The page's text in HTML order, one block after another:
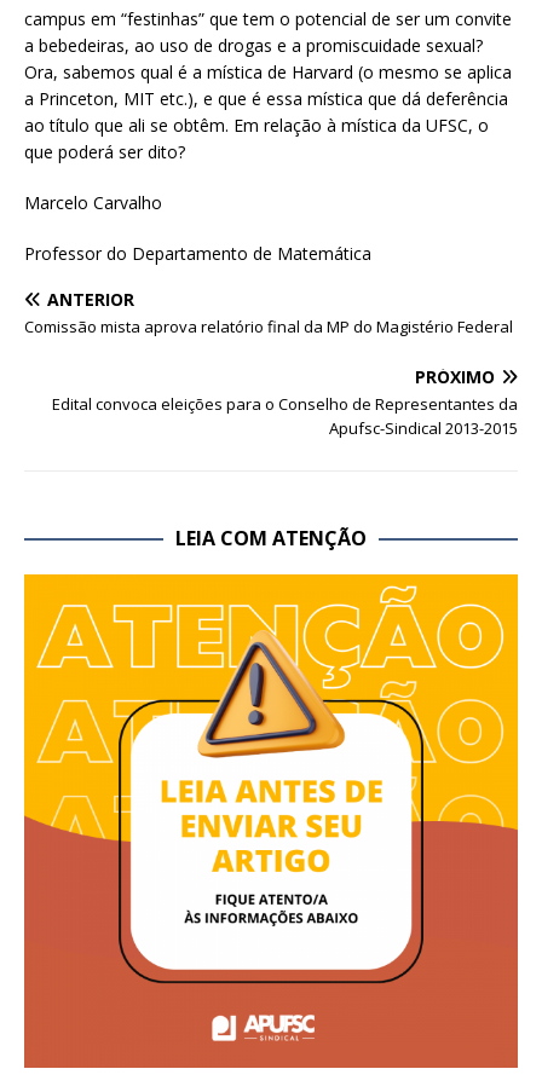
campus em “festinhas” que tem o potencial de ser um convite
a bebedeiras, ao uso de drogas e a promiscuidade sexual?
Ora, sabemos qual é a mística de Harvard (o mesmo se aplica
a Princeton, MIT etc.), e que é essa mística que dá deferência
ao título que ali se obtêm. Em relação à mística da UFSC, o
que poderá ser dito?
Marcelo Carvalho
Professor do Departamento de Matemática
ANTERIOR
Comissão mista aprova relatório final da MP do Magistério Federal
PRÓXIMO
Edital convoca eleições para o Conselho de Representantes da
Apufsc-Sindical 2013-2015
LEIA COM ATENÇÃO